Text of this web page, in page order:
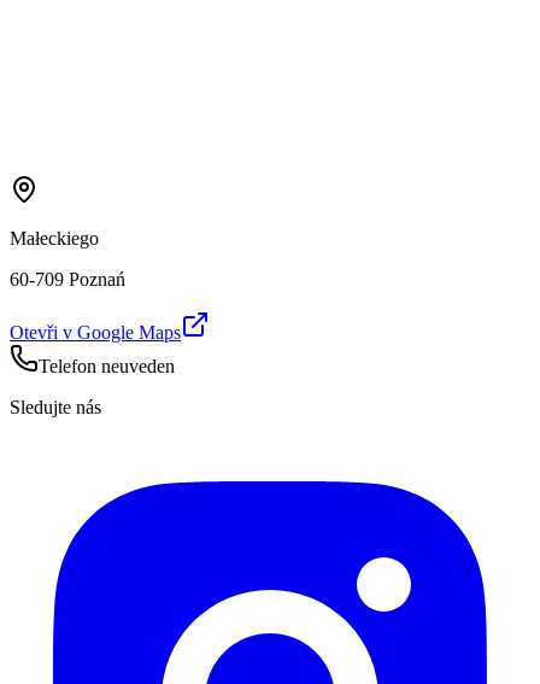
Małeckiego
60-709 Poznań
Otevři v Google Maps
Telefon neuveden
Sledujte nás